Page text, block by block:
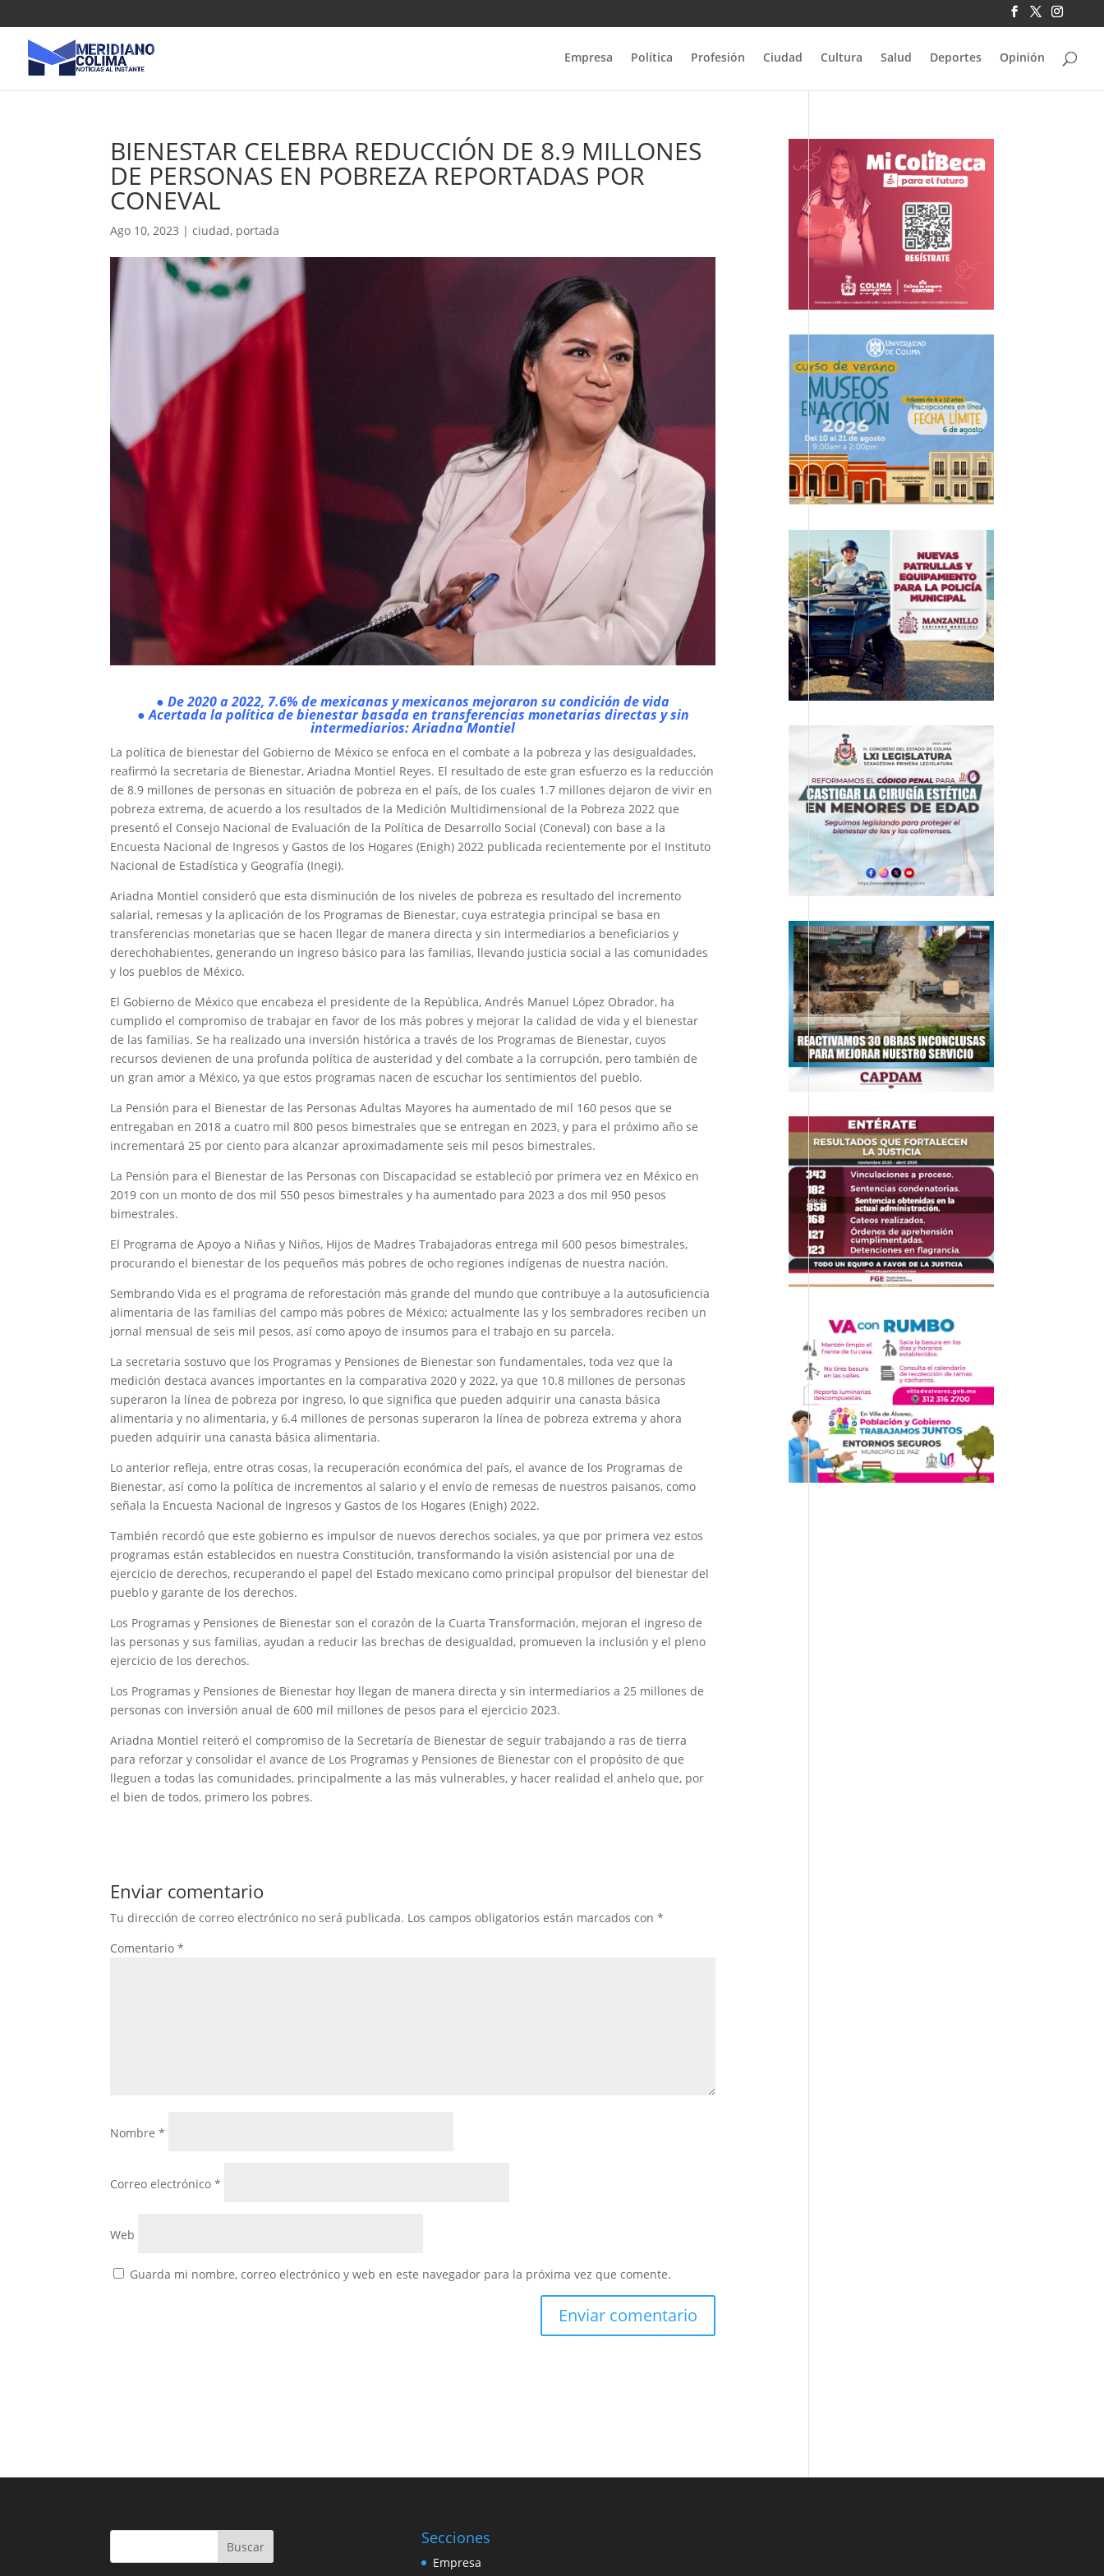
Empresa Política Profesión Ciudad Cultura Salud Deportes Opinión
BIENESTAR CELEBRA REDUCCIÓN DE 8.9 MILLONES
DE PERSONAS EN POBREZA REPORTADAS POR
CONEVAL
Ago 10, 2023 |ciudad, portada
● De 2020 a 2022, 7.6% de mexicanas y mexicanos mejoraron su condición de vida
● Acertada la política de bienestar basada en transferencias monetarias directas y sin
intermediarios: Ariadna Montiel
La política de bienestar del Gobierno de México se enfoca en el combate a la pobreza y las desigualdades,
reafirmó la secretaria de Bienestar, Ariadna Montiel Reyes. El resultado de este gran esfuerzo es la reducción
de 8.9 millones de personas en situación de pobreza en el país, de los cuales 1.7 millones dejaron de vivir en
pobreza extrema, de acuerdo a los resultados de la Medición Multidimensional de la Pobreza 2022 que
presentó el Consejo Nacional de Evaluación de la Política de Desarrollo Social (Coneval) con base a la
Encuesta Nacional de Ingresos y Gastos de los Hogares (Enigh) 2022 publicada recientemente por el Instituto
Nacional de Estadística y Geografía (Inegi).
Ariadna Montiel consideró que esta disminución de los niveles de pobreza es resultado del incremento
salarial, remesas y la aplicación de los Programas de Bienestar, cuya estrategia principal se basa en
transferencias monetarias que se hacen llegar de manera directa y sin intermediarios a beneficiarios y
derechohabientes, generando un ingreso básico para las familias, llevando justicia social a las comunidades
y los pueblos de México.
El Gobierno de México que encabeza el presidente de la República, Andrés Manuel López Obrador, ha
cumplido el compromiso de trabajar en favor de los más pobres y mejorar la calidad de vida y el bienestar
de las familias. Se ha realizado una inversión histórica a través de los Programas de Bienestar, cuyos
recursos devienen de una profunda política de austeridad y del combate a la corrupción, pero también de
un gran amor a México, ya que estos programas nacen de escuchar los sentimientos del pueblo.
La Pensión para el Bienestar de las Personas Adultas Mayores ha aumentado de mil 160 pesos que se
entregaban en 2018 a cuatro mil 800 pesos bimestrales que se entregan en 2023, y para el próximo año se
incrementará 25 por ciento para alcanzar aproximadamente seis mil pesos bimestrales.
La Pensión para el Bienestar de las Personas con Discapacidad se estableció por primera vez en México en
2019 con un monto de dos mil 550 pesos bimestrales y ha aumentado para 2023 a dos mil 950 pesos
bimestrales.
El Programa de Apoyo a Niñas y Niños, Hijos de Madres Trabajadoras entrega mil 600 pesos bimestrales,
procurando el bienestar de los pequeños más pobres de ocho regiones indígenas de nuestra nación.
Sembrando Vida es el programa de reforestación más grande del mundo que contribuye a la autosuficiencia
alimentaria de las familias del campo más pobres de México; actualmente las y los sembradores reciben un
jornal mensual de seis mil pesos, así como apoyo de insumos para el trabajo en su parcela.
La secretaria sostuvo que los Programas y Pensiones de Bienestar son fundamentales, toda vez que la
medición destaca avances importantes en la comparativa 2020 y 2022, ya que 10.8 millones de personas
superaron la línea de pobreza por ingreso, lo que significa que pueden adquirir una canasta básica
alimentaria y no alimentaria, y 6.4 millones de personas superaron la línea de pobreza extrema y ahora
pueden adquirir una canasta básica alimentaria.
Lo anterior refleja, entre otras cosas, la recuperación económica del país, el avance de los Programas de
Bienestar, así como la política de incrementos al salario y el envío de remesas de nuestros paisanos, como
señala la Encuesta Nacional de Ingresos y Gastos de los Hogares (Enigh) 2022.
También recordó que este gobierno es impulsor de nuevos derechos sociales, ya que por primera vez estos
programas están establecidos en nuestra Constitución, transformando la visión asistencial por una de
ejercicio de derechos, recuperando el papel del Estado mexicano como principal propulsor del bienestar del
pueblo y garante de los derechos.
Los Programas y Pensiones de Bienestar son el corazón de la Cuarta Transformación, mejoran el ingreso de
las personas y sus familias, ayudan a reducir las brechas de desigualdad, promueven la inclusión y el pleno
ejercicio de los derechos.
Los Programas y Pensiones de Bienestar hoy llegan de manera directa y sin intermediarios a 25 millones de
personas con inversión anual de 600 mil millones de pesos para el ejercicio 2023.
Ariadna Montiel reiteró el compromiso de la Secretaría de Bienestar de seguir trabajando a ras de tierra
para reforzar y consolidar el avance de Los Programas y Pensiones de Bienestar con el propósito de que
lleguen a todas las comunidades, principalmente a las más vulnerables, y hacer realidad el anhelo que, por
el bien de todos, primero los pobres.
Enviar comentario
Tu dirección de correo electrónico no será publicada. Los campos obligatorios están marcados con*
Comentario*
Nombre*
Correo electrónico*
Web
Guarda mi nombre, correo electrónico y web en este navegador para la próxima vez que comente.
Buscar Secciones
Empresa